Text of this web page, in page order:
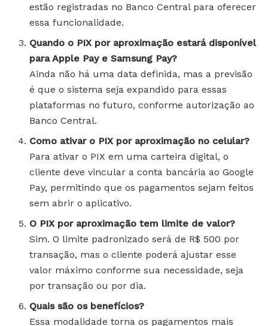
estão registradas no Banco Central para oferecer
essa funcionalidade.
Quando o PIX por aproximação estará disponível
para Apple Pay e Samsung Pay?
Ainda não há uma data definida, mas a previsão
é que o sistema seja expandido para essas
plataformas no futuro, conforme autorização ao
Banco Central.
Como ativar o PIX por aproximação no celular?
Para ativar o PIX em uma carteira digital, o
cliente deve vincular a conta bancária ao Google
Pay, permitindo que os pagamentos sejam feitos
sem abrir o aplicativo.
O PIX por aproximação tem limite de valor?
Sim. O limite padronizado será de R$ 500 por
transação, mas o cliente poderá ajustar esse
valor máximo conforme sua necessidade, seja
por transação ou por dia.
Quais são os benefícios?
Essa modalidade torna os pagamentos mais